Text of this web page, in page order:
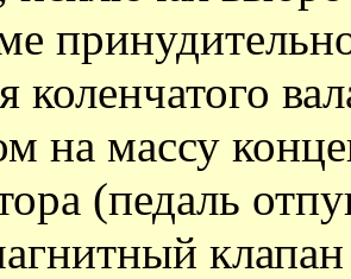
коленчатого
на массу
(педаль